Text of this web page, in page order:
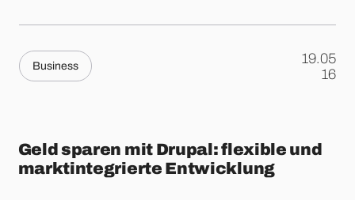
Business
19.05
.16
Geld sparen mit Drupal: flexible und
marktintegrierte Entwicklung